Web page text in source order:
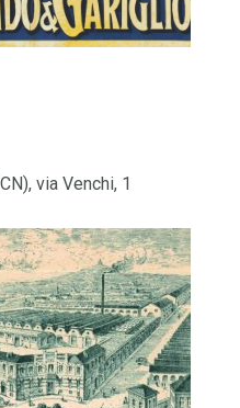
via Venchi, 1